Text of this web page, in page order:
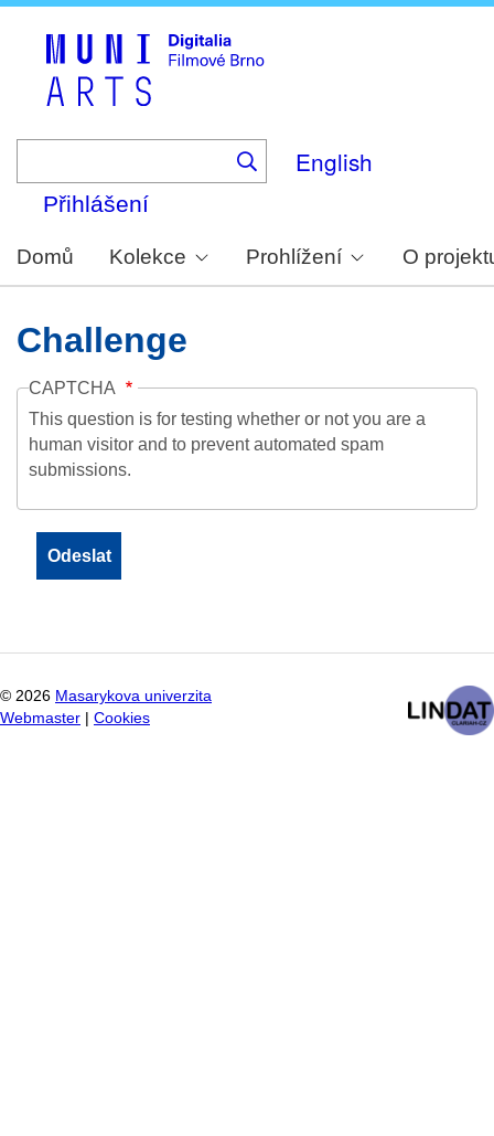
English
Přihlášení
Domů Kolekce Prohlížení O
Challenge
CAPTCHA
This question is for testing whether or not you are a
human visitor and to prevent automated spam
submissions.
© 2026 Masarykova univerzita
Webmaster
Cookies